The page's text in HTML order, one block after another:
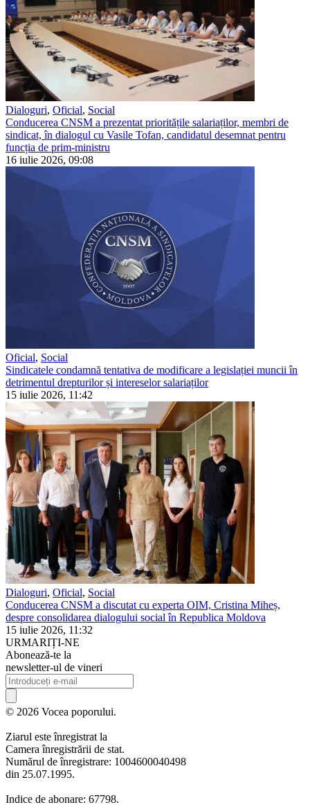
Dialoguri, Oficial, Social
Conducerea CNSM a prezentat prioritățile salariaților, membri de
sindicat, în dialogul cu Vasile Tofan, candidatul desemnat pentru
funcția de prim-ministru
16 iulie 2026, 09:08
Oficial, Social
Sindicatele condamnă tentativa de modificare a legislației muncii în
detrimentul drepturilor și intereselor salariaților
15 iulie 2026, 11:42
Dialoguri, Oficial, Social
Conducerea CNSM a discutat cu experta OIM, Cristina Miheș,
despre consolidarea dialogului social în Republica Moldova
15 iulie 2026, 11:32
URMARIȚI-NE
Abonează-te la
newsletter-ul de vineri
© 2026 Vocea poporului.
Ziarul este înregistrat la
Camera înregistrării de stat.
Numărul de înregistrare: 1004600040498
din 25.07.1995.
Indice de abonare: 67798.